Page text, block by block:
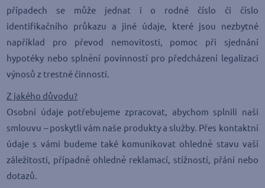
případech se může jednat i o rodné číslo či číslo
identifikačního průkazu a jiné údaje, které jsou nezbytné
například pro převod nemovitosti, pomoc při sjednání
hypotéky nebo splnění povinností pro předcházení legalizaci
výnosů z trestné činnosti.
Z jakého důvodu?
Osobní údaje potřebujeme zpracovat, abychom splnili naši
smlouvu – poskytli vám naše produkty a služby. Přes kontaktní
údaje s vámi budeme také komunikovat ohledně stavu vaší
záležitosti, případně ohledně reklamací, stížností, přání nebo
dotazů.